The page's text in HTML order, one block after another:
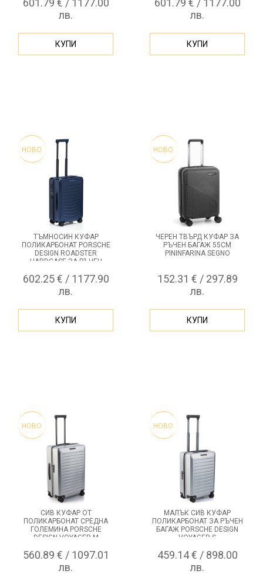
601.79 € / 1177.00
лв.
КУПИ
601.79 € / 1177.00
лв.
КУПИ
НОВО
ТЪМНОСИН КУФАР
ПОЛИКАРБОНАТ PORSCHE
DESIGN ROADSTER
HARDCASE ЗА РЪЧЕН
602.25 € / 1177.90
лв.
КУПИ
НОВО
ЧЕРЕН ТВЪРД КУФАР ЗА
РЪЧЕН БАГАЖ 55СМ
PININFARINA SEGNO
152.31 € / 297.89
лв.
КУПИ
НОВО
СИВ КУФАР ОТ
ПОЛИКАРБОНАТ СРЕДНА
ГОЛЕМИНА PORSCHE
DESIGN VOYAGER M
560.89 € / 1097.01
лв.
НОВО
МАЛЪК СИВ КУФАР
ПОЛИКАРБОНАТ ЗА РЪЧЕН
БАГАЖ PORSCHE DESIGN
VOYAGER S
459.14 € / 898.00
лв.